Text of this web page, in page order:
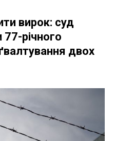
вирок: суд
річного
двох